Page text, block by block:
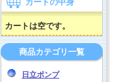
カートの中身
カートは空です。
商品カテゴリ一覧
日立ポンプ